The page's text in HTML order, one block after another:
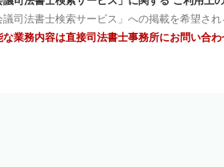
議司法書士検索サービス」への掲載を希望さ
な業務内容は直接司法書士事務所にお問い合